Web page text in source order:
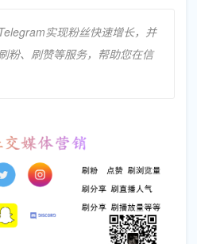
实现粉丝快速增长，并
粉、刷赞等服务，帮助您在信